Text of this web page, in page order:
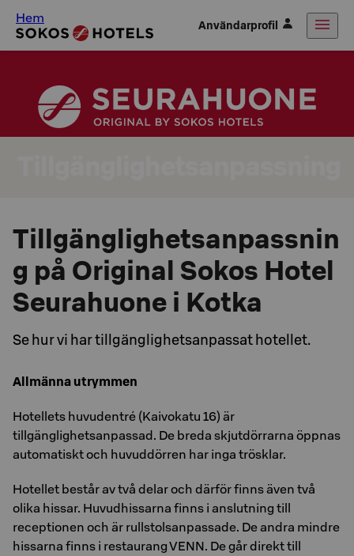
Hem Användarprofil
Tillgänglighetsanpassnin
g på Original Sokos Hotel
Seurahuone i Kotka
Se hur vi har tillgänglighetsanpassat hotellet.
Allmänna utrymmen
Hotellets huvudentré (Kaivokatu 16) är
tillgänglighetsanpassad. De breda skjutdörrarna öppnas
automatiskt och huvuddörren har inga trösklar.
Hotellet består av två delar och därför finns även två
olika hissar. Huvudhissarna finns i anslutning till
receptionen och är rullstolsanpassade. De andra mindre
hissarna finns i restaurang VENN. De går direkt till